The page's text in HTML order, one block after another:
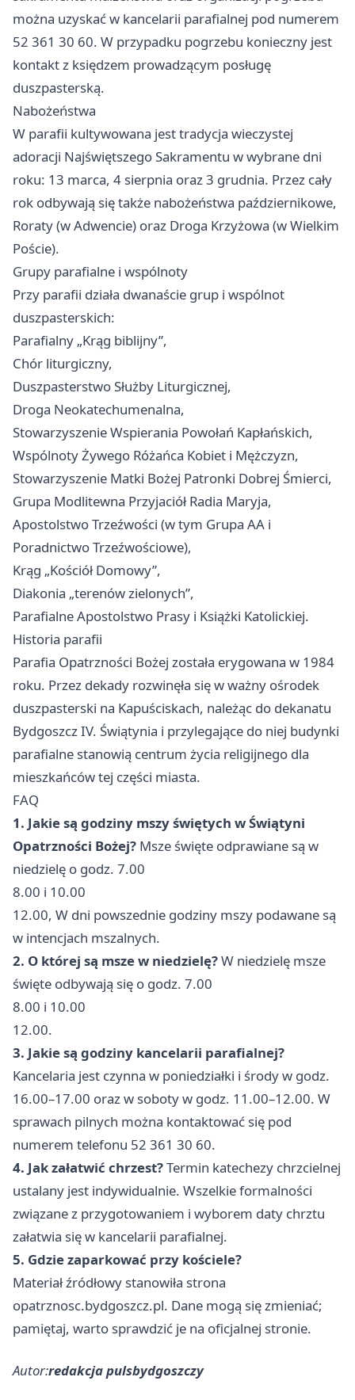
można uzyskać w kancelarii parafialnej pod numerem
52 361 30 60. W przypadku pogrzebu konieczny jest
kontakt z księdzem prowadzącym posługę
duszpasterską.
Nabożeństwa
W parafii kultywowana jest tradycja wieczystej
adoracji Najświętszego Sakramentu w wybrane dni
roku: 13 marca, 4 sierpnia oraz 3 grudnia. Przez cały
rok odbywają się także nabożeństwa październikowe,
Roraty (w Adwencie) oraz Droga Krzyżowa (w Wielkim
Poście).
Grupy parafialne i wspólnoty
Przy parafii działa dwanaście grup i wspólnot
duszpasterskich:
Parafialny „Krąg biblijny”,
Chór liturgiczny,
Duszpasterstwo Służby Liturgicznej,
Droga Neokatechumenalna,
Stowarzyszenie Wspierania Powołań Kapłańskich,
Wspólnoty Żywego Różańca Kobiet i Mężczyzn,
Stowarzyszenie Matki Bożej Patronki Dobrej Śmierci,
Grupa Modlitewna Przyjaciół Radia Maryja,
Apostolstwo Trzeźwości (w tym Grupa AA i
Poradnictwo Trzeźwościowe),
Krąg „Kościół Domowy”,
Diakonia „terenów zielonych”,
Parafialne Apostolstwo Prasy i Książki Katolickiej.
Historia parafii
Parafia Opatrzności Bożej została erygowana w 1984
roku. Przez dekady rozwinęła się w ważny ośrodek
duszpasterski na Kapuściskach, należąc do dekanatu
Bydgoszcz IV. Świątynia i przylegające do niej budynki
parafialne stanowią centrum życia religijnego dla
mieszkańców tej części miasta.
FAQ
1. Jakie są godziny mszy świętych w Świątyni
Opatrzności Bożej? Msze święte odprawiane są w
niedzielę o godz. 7.00
8.00 i 10.00
12.00, W dni powszednie godziny mszy podawane są
w intencjach mszalnych.
2. O której są msze w niedzielę?W niedzielę msze
święte odbywają się o godz. 7.00
8.00 i 10.00
12.00.
3. Jakie są godziny kancelarii parafialnej?
Kancelaria jest czynna w poniedziałki i środy w godz.
16.00–17.00 oraz w soboty w godz. 11.00–12.00. W
sprawach pilnych można kontaktować się pod
numerem telefonu 52 361 30 60.
4. Jak załatwić chrzest?Termin katechezy chrzcielnej
ustalany jest indywidualnie. Wszelkie formalności
związane z przygotowaniem i wyborem daty chrztu
załatwia się w kancelarii parafialnej.
5. Gdzie zaparkować przy kościele?
Materiał źródłowy stanowiła strona
opatrznosc.bydgoszcz.pl. Dane mogą się zmieniać;
pamiętaj, warto sprawdzić je na oficjalnej stronie.
Autor:redakcja pulsbydgoszczy